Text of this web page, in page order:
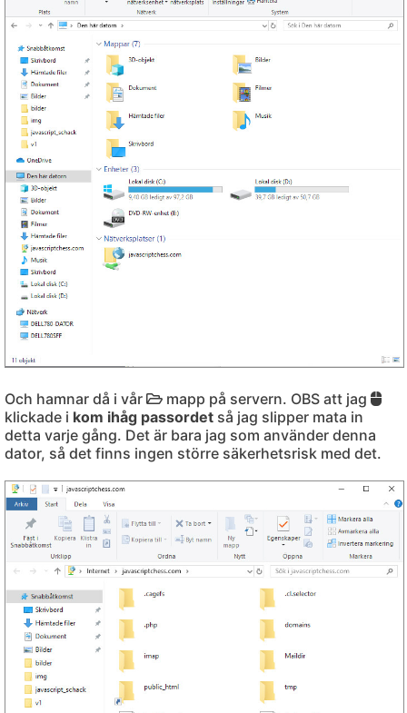
Och hamnar då i vår
mapp på servern. OBS att jag
klickade i kom ihåg passordet så jag slipper mata in
detta varje gång. Det är bara jag som använder denna
dator, så det finns ingen större säkerhetsrisk med det.